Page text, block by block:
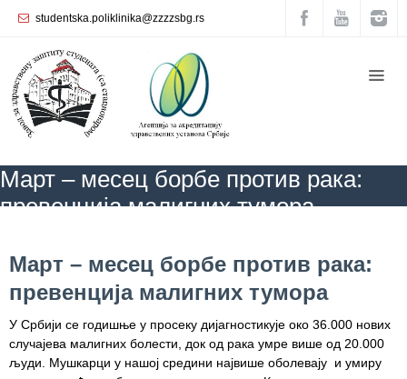
studentska.poliklinika@zzzzsbg.rs
Март – месец борбе против рака:
превенција малигних тумора
малигних тумора
Март – месец борбе против рака:
превенција малигних тумора
У Србији се годишње у просеку дијагностикује око 36.000 нових
случајева малигних болести, док од рака умре више од 20.000
људи. Мушкарци у нашој средини највише оболевају и умиру
Почетна
O
нама
организација
Служба
опште
медицине
Служба за
здравствену